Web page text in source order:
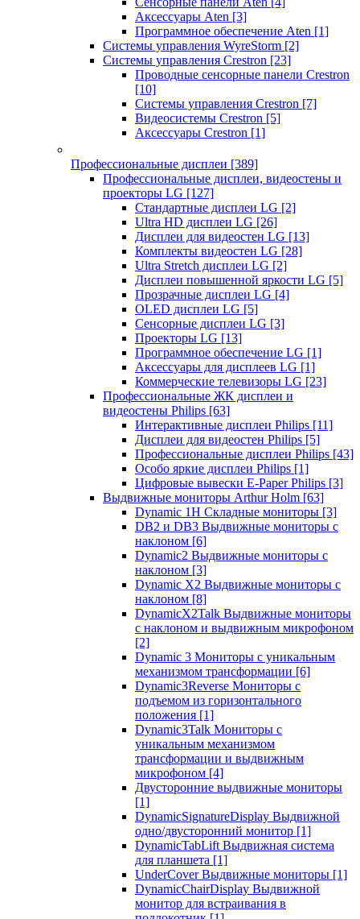
Аксессуары Aten [3]
Программное обеспечение Aten [1]
Системы управления WyreStorm [2]
Системы управления Crestron [23]
Проводные сенсорные панели Crestron
[10]
Системы управления Crestron [7]
Видеосистемы Crestron [5]
Аксессуары Crestron [1]
Профессиональные дисплеи [389]
Профессиональные дисплеи, видеостены и
проекторы LG [127]
Стандартные дисплеи LG [2]
Ultra HD дисплеи LG [26]
Дисплеи для видеостен LG [13]
Комплекты видеостен LG [28]
Ultra Stretch дисплеи LG [2]
Дисплеи повышенной яркости LG [5]
Прозрачные дисплеи LG [4]
OLED дисплеи LG [5]
Сенсорные дисплеи LG [3]
Проекторы LG [13]
Программное обеспечение LG [1]
Аксессуары для дисплеев LG [1]
Коммерческие телевизоры LG [23]
Профессиональные ЖК дисплеи и
видеостены Philips [63]
Интерактивные дисплеи Philips [11]
Дисплеи для видеостен Philips [5]
Профессиональные дисплеи Philips [43]
Особо яркие дисплеи Philips [1]
Цифровые вывески E-Paper Philips [3]
Выдвижные мониторы Arthur Holm [63]
Dynamic 1Н Складные мониторы [3]
DB2 и DB3 Выдвижные мониторы с
наклоном [6]
Dynamic2 Выдвижные мониторы с
наклоном [3]
Dynamic X2 Выдвижные мониторы с
наклоном [8]
DynamicX2Talk Выдвижные мониторы
с наклоном и выдвижным микрофоном
[2]
Dynamic 3 Мониторы с уникальным
механизмом трансформации [6]
Dynamic3Reverse Мониторы с
подъемом из горизонтального
положения [1]
Dynamic3Talk Мониторы с
уникальным механизмом
трансформации и выдвижным
микрофоном [4]
Двусторонние выдвижные мониторы
[1]
DynamicSignatureDisplay Выдвижной
одно/двусторонний монитор [1]
DynamicTabLift Выдвижная система
для планшета [1]
UnderCover Выдвижные мониторы [1]
DynamicChairDisplay Выдвижной
монитор для встраивания в